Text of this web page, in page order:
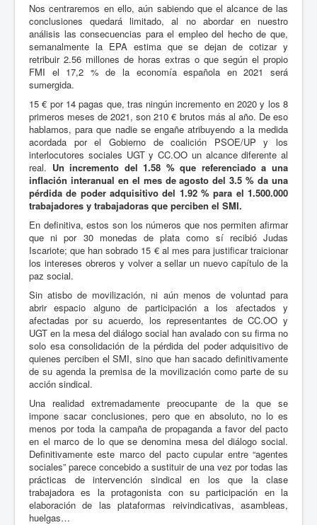
Nos centraremos en ello, aún sabiendo que el alcance de las
conclusiones quedará limitado, al no abordar en nuestro
análisis las consecuencias para el empleo del hecho de que,
semanalmente la EPA estima que se dejan de cotizar y
retribuir 2.56 millones de horas extras o que según el propio
FMI el 17,2 % de la economía española en 2021 será
sumergida.
15 € por 14 pagas que, tras ningún incremento en 2020 y los 8
primeros meses de 2021, son 210 € brutos más al año. De eso
hablamos, para que nadie se engañe atribuyendo a la medida
acordada por el Gobierno de coalición PSOE/UP y los
interlocutores sociales UGT y CC.OO un alcance diferente al
real. Un incremento del 1.58 % que referenciado a una
inflación interanual en el mes de agosto del 3.5 % da una
pérdida de poder adquisitivo del 1.92 % para el 1.500.000
trabajadores y trabajadoras que perciben el SMI.
En definitiva, estos son los números que nos permiten afirmar
que ni por 30 monedas de plata como sí recibió Judas
Iscariote; que han sobrado 15 € al mes para justificar traicionar
los intereses obreros y volver a sellar un nuevo capítulo de la
paz social.
Sin atisbo de movilización, ni aún menos de voluntad para
abrir espacio alguno de participación a los afectados y
afectadas por su acuerdo, los representantes de CC.OO y
UGT en la mesa del diálogo social han avalado con su firma no
solo esa consolidación de la pérdida del poder adquisitivo de
quienes perciben el SMI, sino que han sacado definitivamente
de su agenda la premisa de la movilización como parte de su
acción sindical.
Una realidad extremadamente preocupante de la que se
impone sacar conclusiones, pero que en absoluto, no lo es
menos por toda la campaña de propaganda a favor del pacto
en el marco de lo que se denomina mesa del diálogo social.
Definitivamente este marco del pacto cupular entre “agentes
sociales” parece concebido a sustituir de una vez por todas las
prácticas de intervención sindical en los que la clase
trabajadora es la protagonista con su participación en la
elaboración de las plataformas reivindicativas, asambleas,
huelgas…